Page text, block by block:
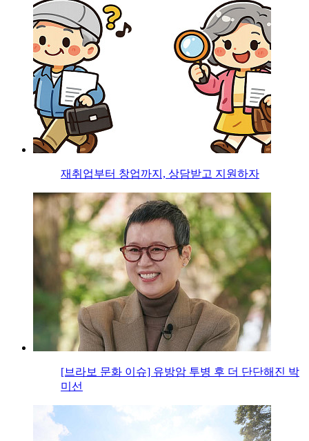
재취업부터 창업까지, 상담받고 지원하자
[브라보 문화 이슈] 유방암 투병 후 더 단단해진 박
미선